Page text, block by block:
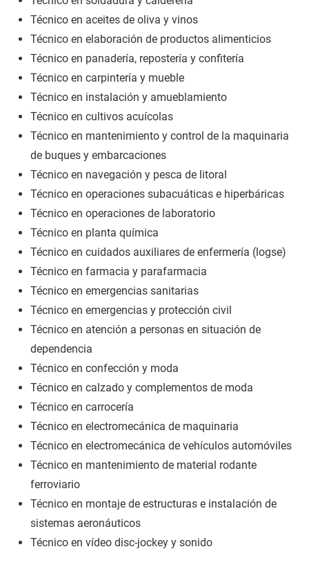
Técnico en aceites de oliva y vinos
Técnico en elaboración de productos alimenticios
Técnico en panadería, repostería y confitería
Técnico en carpintería y mueble
Técnico en instalación y amueblamiento
Técnico en cultivos acuícolas
Técnico en mantenimiento y control de la maquinaria
de buques y embarcaciones
Técnico en navegación y pesca de litoral
Técnico en operaciones subacuáticas e hiperbáricas
Técnico en operaciones de laboratorio
Técnico en planta química
Técnico en cuidados auxiliares de enfermería (logse)
Técnico en farmacia y parafarmacia
Técnico en emergencias sanitarias
Técnico en emergencias y protección civil
Técnico en atención a personas en situación de
dependencia
Técnico en confección y moda
Técnico en calzado y complementos de moda
Técnico en carrocería
Técnico en electromecánica de maquinaria
Técnico en electromecánica de vehículos automóviles
Técnico en mantenimiento de material rodante
ferroviario
Técnico en montaje de estructuras e instalación de
sistemas aeronáuticos
Técnico en vídeo disc-jockey y sonido